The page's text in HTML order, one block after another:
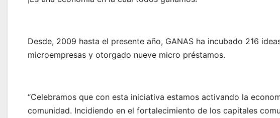
Desde, 2009 hasta el presente año, GANAS ha incubado 216
microempresas y otorgado nueve micro préstamos.
“Celebramos que con esta iniciativa estamos activando la
comunidad. Incidiendo en el fortalecimiento de los capitales